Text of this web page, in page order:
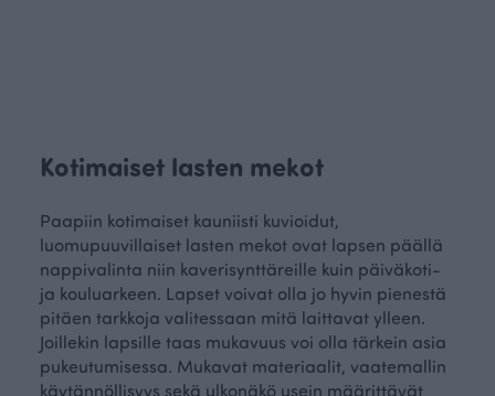
Kotimaiset lasten mekot
Paapiin kotimaiset kauniisti kuvioidut,
luomupuuvillaiset lasten mekot ovat lapsen päällä
nappivalinta niin kaverisynttäreille kuin päiväkoti-
ja kouluarkeen. Lapset voivat olla jo hyvin pienestä
pitäen tarkkoja valitessaan mitä laittavat ylleen.
Joillekin lapsille taas mukavuus voi olla tärkein asia
pukeutumisessa. Mukavat materiaalit, vaatemallin
käytännöllisyys sekä ulkonäkö usein määrittävät